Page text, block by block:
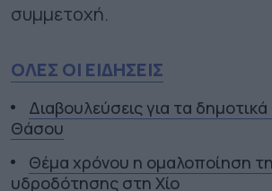
συμμετοχή.
ΟΛΕΣ ΟΙ ΕΙΔΗΣΕΙΣ
Διαβουλεύσεις για τα
Θάσου
Θέμα χρόνου η ομαλοποίηση
υδροδότησης στη Χίο